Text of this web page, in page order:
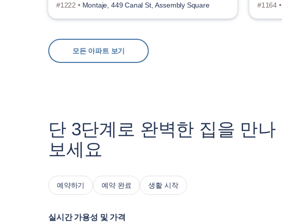
#1222 • Montaje, 449 Canal St, Assembly Square
#1164 •
모든 아파트 보기
단 3단계로 완벽한 집을 만나
보세요
예약하기 예약 완료 생활 시작
실시간 가용성 및 가격